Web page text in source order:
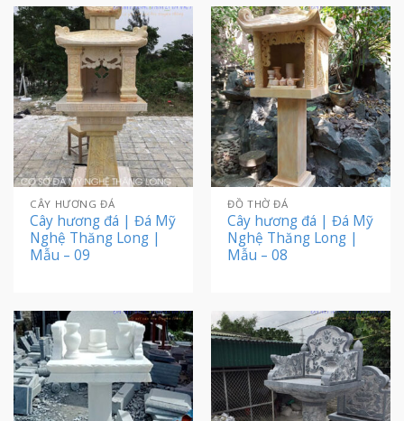
CÂY HƯƠNG ĐÁ
Cây hương đá | Đá Mỹ
Nghệ Thăng Long |
Mẫu – 09
ĐỒ THỜ ĐÁ
Cây hương đá | Đá Mỹ
Nghệ Thăng Long |
Mẫu – 08